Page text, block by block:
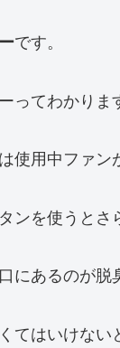
です。
ってわかりま
使用中ファン
ンを使うとさ
にあるのが脱
てはいけない